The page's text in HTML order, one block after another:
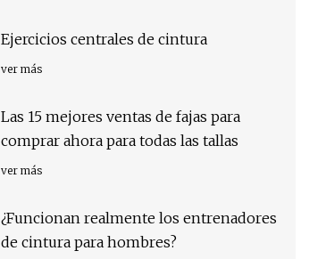
Ejercicios centrales de cintura
ver más
Las 15 mejores ventas de fajas para
comprar ahora para todas las tallas
ver más
¿Funcionan realmente los entrenadores
de cintura para hombres?